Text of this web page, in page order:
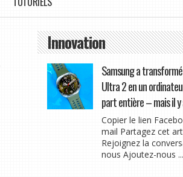
Innovation
Samsung a
Ultra 2 en un
part entière – mais il y
Copier le lien
mail Partagez cet
Rejoignez la
nous Ajoutez-nous ...